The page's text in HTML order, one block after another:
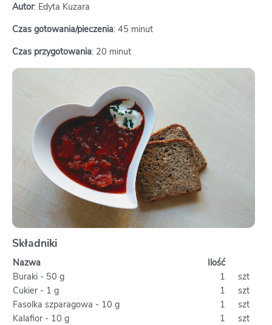
Autor: Edyta Kuzara
Czas gotowania/pieczenia: 45 minut
Czas przygotowania: 20 minut
Składniki
Nazwa
Ilość
Buraki - 50 g
1
szt
Cukier - 1 g
1
szt
Fasolka szparagowa - 10 g
1
szt
Kalafior - 10 g
1
szt